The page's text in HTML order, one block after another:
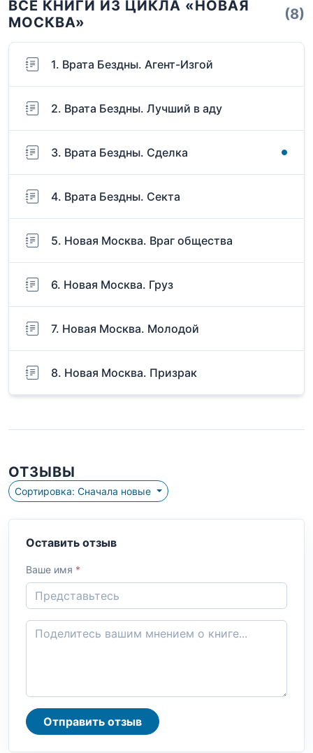
ВСЕ КНИГИ ИЗ ЦИКЛА «НОВАЯ
МОСКВА»
(8)
1. Врата Бездны. Агент-Изгой
2. Врата Бездны. Лучший в аду
3. Врата Бездны. Сделка
4. Врата Бездны. Секта
5. Новая Москва. Враг общества
6. Новая Москва. Груз
7. Новая Москва. Молодой
8. Новая Москва. Призрак
ОТЗЫВЫ
Сортировка: Сначала новые
Оставить отзыв
Ваше имя *
Отправить отзыв